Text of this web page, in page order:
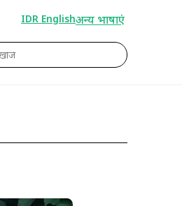
IDR Englishअन्य भाषाएं